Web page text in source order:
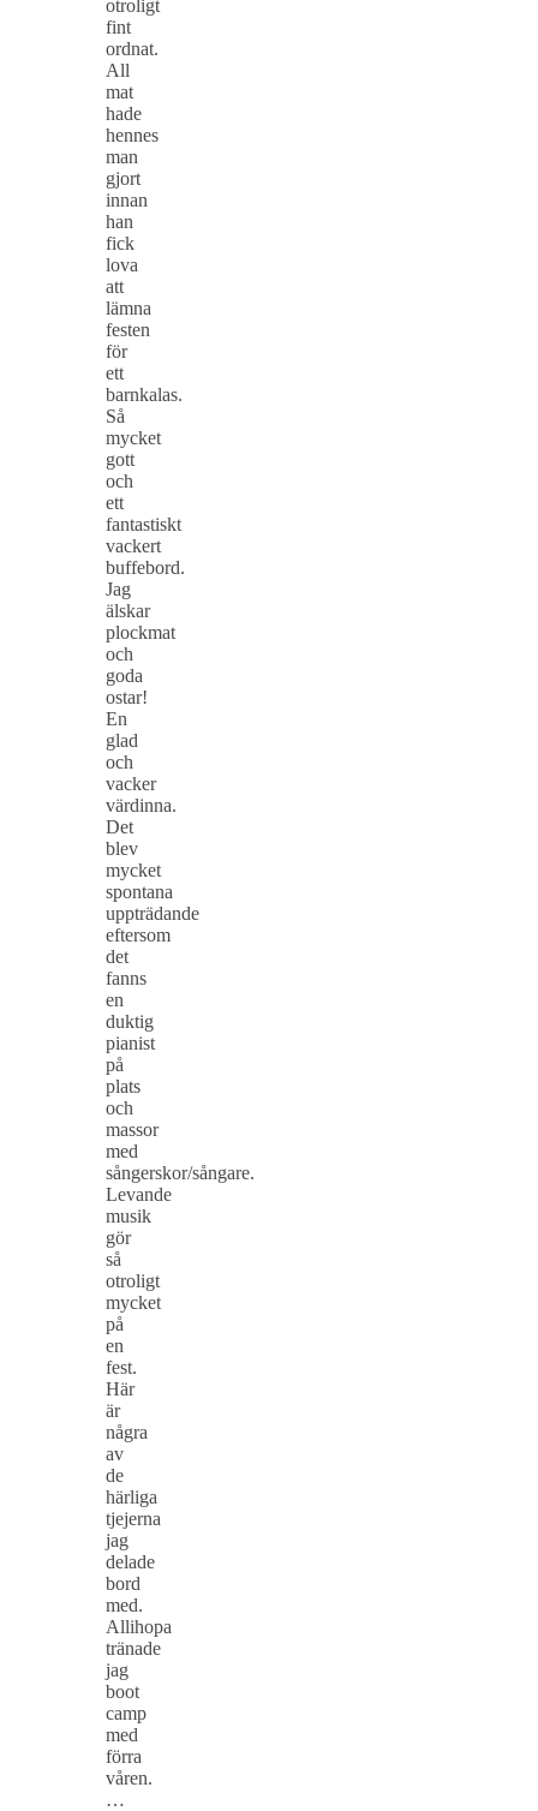
otroligt
fint
ordnat.
All
mat
hade
hennes
man
gjort
innan
han
fick
lova
att
lämna
festen
för
ett
barnkalas.
Så
mycket
gott
och
ett
fantastiskt
vackert
buffebord.
Jag
älskar
plockmat
och
goda
ostar!
En
glad
och
vacker
värdinna.
Det
blev
mycket
spontana
uppträdande
eftersom
det
fanns
en
duktig
pianist
på
plats
och
massor
med
sångerskor/sångare.
Levande
musik
gör
så
otroligt
mycket
på
en
fest.
Här
är
några
av
de
härliga
tjejerna
jag
delade
bord
med.
Allihopa
tränade
jag
boot
camp
med
förra
våren.
…